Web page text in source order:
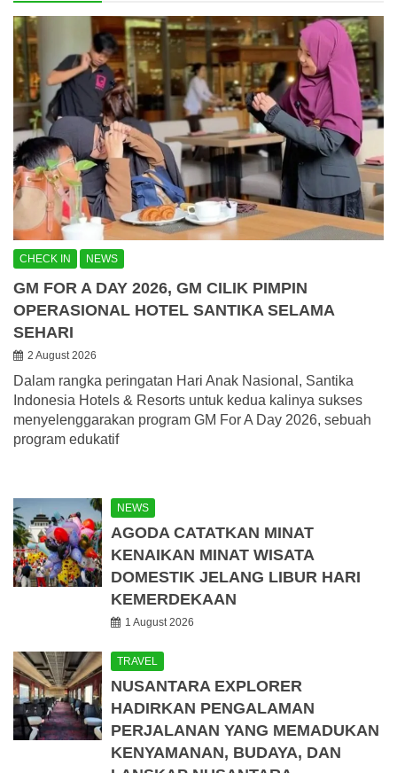
CHECK IN NEWS
GM FOR A DAY 2026, GM CILIK PIMPIN
OPERASIONAL HOTEL SANTIKA SELAMA
SEHARI
2 August 2026
Dalam rangka peringatan Hari Anak Nasional, Santika
Indonesia Hotels & Resorts untuk kedua kalinya sukses
menyelenggarakan program GM For A Day 2026, sebuah
program edukatif
NEWS
AGODA CATATKAN MINAT
KENAIKAN MINAT WISATA
DOMESTIK JELANG LIBUR HARI
KEMERDEKAAN
1 August 2026
TRAVEL
NUSANTARA EXPLORER
HADIRKAN PENGALAMAN
PERJALANAN YANG MEMADUKAN
KENYAMANAN, BUDAYA, DAN